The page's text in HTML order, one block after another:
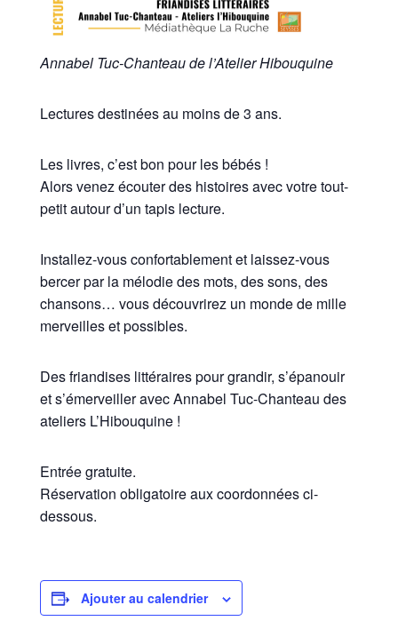
Annabel Tuc-Chanteau de l’Atelier Hibouquine
Lectures destinées au moins de 3 ans.
Les livres, c’est bon pour les bébés !
Alors venez écouter des histoires avec votre tout-
petit autour d’un tapis lecture.
Installez-vous confortablement et laissez-vous
bercer par la mélodie des mots, des sons, des
chansons… vous découvrirez un monde de mille
merveilles et possibles.
Des friandises littéraires pour grandir, s’épanouir
et s’émerveiller avec Annabel Tuc-Chanteau des
ateliers L’Hibouquine !
Entrée gratuite.
Réservation obligatoire aux coordonnées ci-
dessous.
Ajouter au calendrier